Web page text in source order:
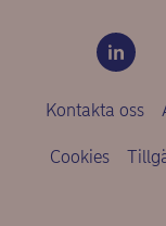
Kontakta oss
Cookies